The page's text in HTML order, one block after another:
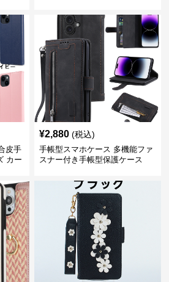
皮手
カー
¥2,880 (税込)
手帳型スマホケース 多機能ファ
スナー付き手帳型保護ケース